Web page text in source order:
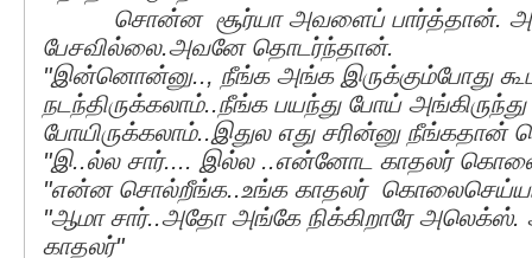
சொன்ன சூர்யா அவளைப் பார்த்தான்.
பேசவில்லை.அவனே தொடர்ந்தான்.
"இன்னொன்னு.., நீங்க அங்க இருக்கும்போது
நடந்திருக்கலாம்..நீங்க பயந்து போய் அங்கிருந்து
போயிருக்கலாம்..இதுல எது சரின்னு நீங்கதான்
"இ..ல்ல சார்.... இல்ல ..என்னோட காதலர்
"என்ன சொல்றீங்க..உங்க காதலர்
"ஆமா சார்..அதோ அங்கே நிக்கிறாரே
காதலர்"